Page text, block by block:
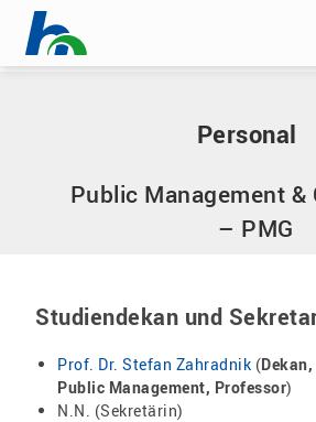
Menü überspringen
Home |Personal
Personal
Public Management &
– PMG
Studiendekan und
Prof. Dr. Stefan Zahradnik (
Public Management, Professor)
N.N. (Sekretärin)